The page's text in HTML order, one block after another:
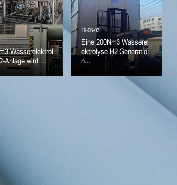
Wasserelektrol
Anlage wird ...
19-06-03
Eine 200Nm3 Wasserel
ektrolyse H2 Generatio
n...